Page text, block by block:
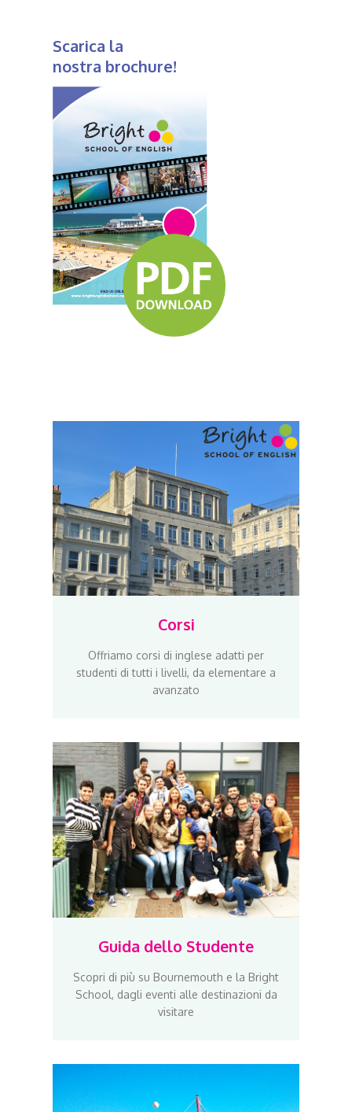
Scarica la
nostra brochure!
Corsi
Offriamo corsi di inglese adatti per
studenti di tutti i livelli, da elementare a
avanzato
Guida dello Studente
Scopri di più su Bournemouth e la Bright
School, dagli eventi alle destinazioni da
visitare